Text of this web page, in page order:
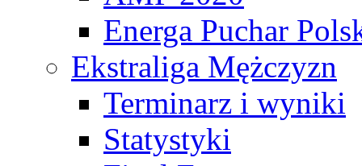
Energa Puchar
Ekstraliga Mężczyzn
Terminarz i wyniki
Statystyki